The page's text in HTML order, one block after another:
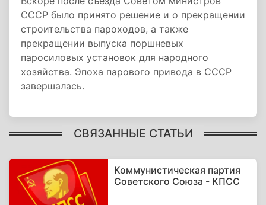
СССР было принято решение и о прекращении
строительства пароходов, а также
прекращении выпуска поршневых
паросиловых установок для народного
хозяйства. Эпоха парового привода в СССР
завершалась.
СВЯЗАННЫЕ СТАТЬИ
Коммунистическая партия
Советского Союза - КПСС